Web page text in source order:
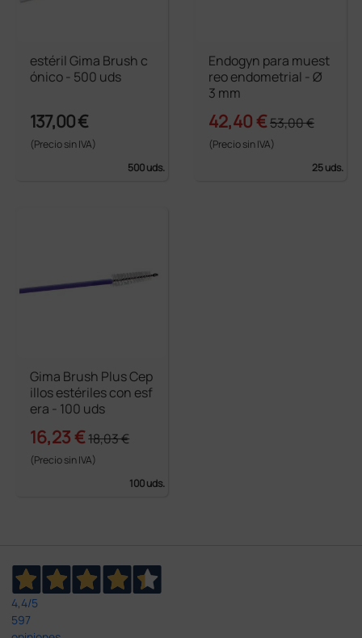
estéril Gima Brush c
ónico - 500 uds
137,00 €
(Precio sin IVA)
500 uds.
Endogyn para muest
reo endometrial - Ø
3 mm
42,40 €53,00 €
(Precio sin IVA)
25 uds.
Gima Brush Plus Cep
illos estériles con esf
era - 100 uds
16,23 €18,03 €
(Precio sin IVA)
100 uds.
4,4/5
597